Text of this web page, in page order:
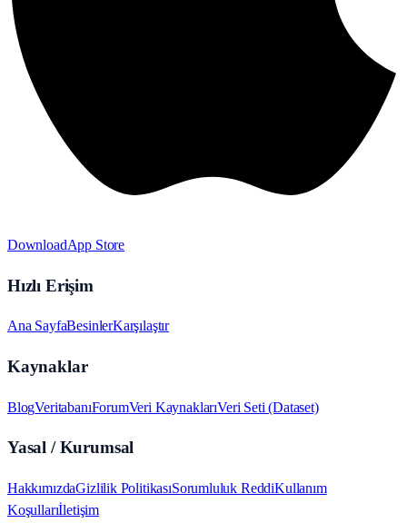
DownloadApp Store
Hızlı Erişim
Ana SayfaBesinlerKarşılaştır
Kaynaklar
BlogVeritabanıForumVeri KaynaklarıVeri Seti (Dataset)
Yasal / Kurumsal
HakkımızdaGizlilik PolitikasıSorumluluk ReddiKullanım
Koşullarıİletişim